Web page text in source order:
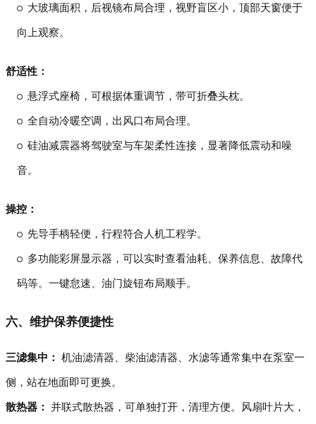
大玻璃面积，后视镜布局合理，视野盲区小，顶部天窗便于
向上观察。
舒适性：
悬浮式座椅，可根据体重调节，带可折叠头枕。
全自动冷暖空调，出风口布局合理。
硅油减震器将驾驶室与车架柔性连接，显著降低震动和噪
音。
操控：
先导手柄轻便，行程符合人机工程学。
多功能彩屏显示器，可以实时查看油耗、保养信息、故障代
码等。一键怠速、油门旋钮布局顺手。
六、维护保养便捷性
三滤集中： 机油滤清器、柴油滤清器、水滤等通常集中在泵室一
侧，站在地面即可更换。
散热器： 并联式散热器，可单独打开，清理方便。风扇叶片大，